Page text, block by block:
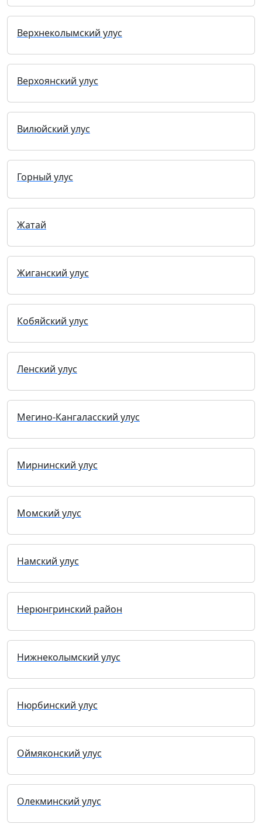
Верхнеколымский улус
Верхоянский улус
Вилюйский улус
Горный улус
Жатай
Жиганский улус
Кобяйский улус
Ленский улус
Мегино-Кангаласский улус
Мирнинский улус
Момский улус
Намский улус
Нерюнгринский район
Нижнеколымский улус
Нюрбинский улус
Оймяконский улус
Олекминский улус